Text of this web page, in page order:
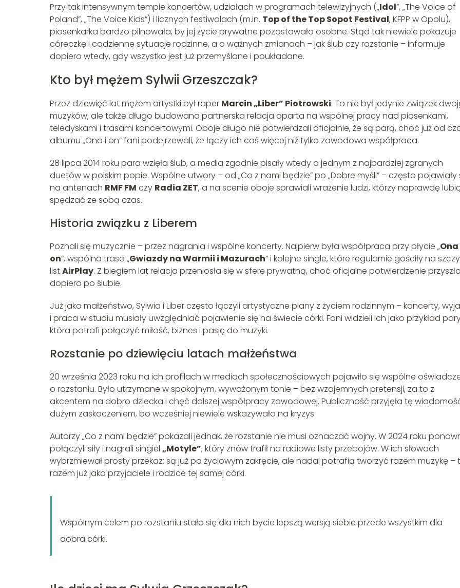
Przy tak intensywnym tempie koncertów, udziałach w programach telewizyjnych („Idol”, „The Voice of
Poland”, „The Voice Kids”) i licznych festiwalach (m.in. Top of the Top Sopot Festival, KFPP w Opolu),
piosenkarka bardzo pilnowała, by jej życie prywatne pozostawało osobne. Stąd tak niewiele pokazuje
córeczkę i codzienne sytuacje rodzinne, a o ważnych zmianach – jak ślub czy rozstanie – informuje
dopiero wtedy, gdy wszystko jest już przemyślane i poukładane.
Kto był mężem Sylwii Grzeszczak?
Przez dziewięć lat mężem artystki był raper Marcin „Liber” Piotrowski. To nie był jedynie związek
muzyków, ale także długo budowana partnerska relacja oparta na wspólnej pracy nad piosenkami,
teledyskami i trasami koncertowymi. Oboje długo nie potwierdzali oficjalnie, że są parą, choć już od
albumu „Ona i on” fani podejrzewali, że łączy ich coś więcej niż tylko zawodowa współpraca.
28 lipca 2014 roku para wzięła ślub, a media zgodnie pisały wtedy o jednym z najbardziej zgranych
duetów w polskim popie. Wspólne utwory – od „Co z nami będzie” po „Dobre myśli” – często pojawiały
na antenach RMF FM czy Radia ZET, a na scenie oboje sprawiali wrażenie ludzi, którzy naprawdę
spędzać ze sobą czas.
Historia związku z Liberem
Poznali się muzycznie – przez nagrania i wspólne koncerty. Najpierw była współpraca przy płycie „Ona
on”, wspólna trasa „Gwiazdy na Warmii i Mazurach” i kolejne single, które regularnie gościły na
listAirPlay. Z biegiem lat relacja przeniosła się w sferę prywatną, choć oficjalne potwierdzenie przyszło
dopiero po ślubie.
Już jako małżeństwo, Sylwia i Liber często łączyli artystyczne plany z życiem rodzinnym – koncerty,
i praca w studiu musiały uwzględniać pojawienie się na świecie córki. Fani widzieli ich jako przykład
która potrafi połączyć miłość, biznes i pasję do muzyki.
Rozstanie po dziewięciu latach małżeństwa
20 września 2023 roku na ich profilach w mediach społecznościowych pojawiło się wspólne
o rozstaniu. Było utrzymane w spokojnym, wyważonym tonie – bez wzajemnych pretensji, za to z
akcentem na dobro dziecka i chęć dalszej współpracy zawodowej. Publiczność przyjęła tę
dużym zaskoczeniem, bo wcześniej niewiele wskazywało na kryzys.
Autorzy „Co z nami będzie” pokazali jednak, że rozstanie nie musi oznaczać wojny. W 2024 roku
połączyli siły i nagrali singiel „Motyle”, który znów trafił na radiowe listy przebojów. W ich słowach
wybrzmiewał prosty przekaz: są już po życiowym zakręcie, ale nadal potrafią tworzyć razem muzykę –
razem już jako przyjaciele i rodzice tej samej córki.
Wspólnym celem po rozstaniu stało się dla nich bycie lepszą wersją siebie przede wszystkim dla
dobra córki.